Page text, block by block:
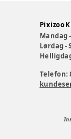
Pixizoo
Mandag
Lørdag -
Telefon: